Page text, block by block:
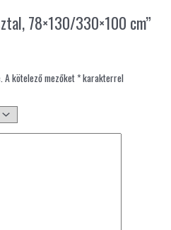
78×130/330×100 cm”
A kötelező mezőket*karakterrel